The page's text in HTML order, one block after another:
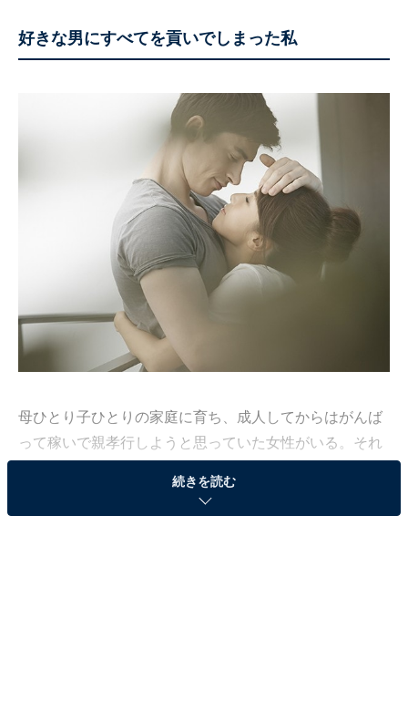
好きな男にすべてを貢いでしまった私
母ひとり子ひとりの家庭に育ち、成人してからはがんば
って稼いで親孝行しようと思っていた女性がいる。それ
まった。それを彼女は「自分の弱さ」だと語る。
続きを読む